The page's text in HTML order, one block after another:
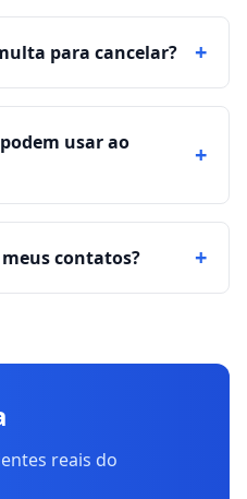
para cancelar? +
usar ao
+
contatos? +
reais do